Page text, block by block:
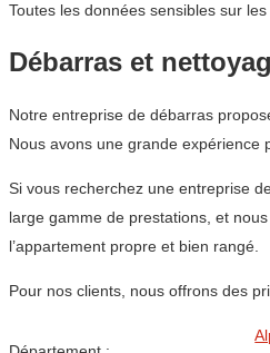
Toutes les données sensibles sur
Débarras et
Notre entreprise de débarras
Nous avons une grande expérience
Si vous recherchez une entreprise
large gamme de prestations, et
l’appartement propre et bien rangé.
Pour nos clients, nous offrons des